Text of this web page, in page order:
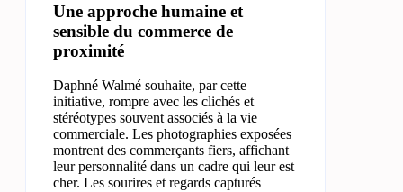
Une approche humaine et
sensible du commerce de
proximité
Daphné Walmé souhaite, par cette
initiative, rompre avec les clichés et
stéréotypes souvent associés à la vie
commerciale. Les photographies exposées
montrent des commerçants fiers, affichant
leur personnalité dans un cadre qui leur est
cher. Les sourires et regards capturés